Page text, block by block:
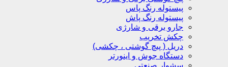
پیستوله رنگ پاس
پیستوله رنگ پاش
جارو برقی و شارژی
چکش تخریب
دریل ( پیچ گوشتی ، چکشی)
دستگاه جوش و اینورتر